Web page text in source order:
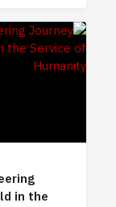
in the